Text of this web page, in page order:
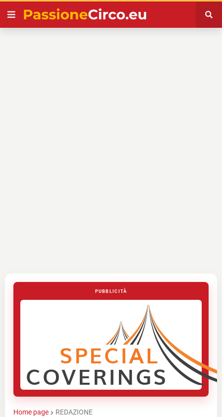
PUBBLICITÀ
Home page REDAZIONE